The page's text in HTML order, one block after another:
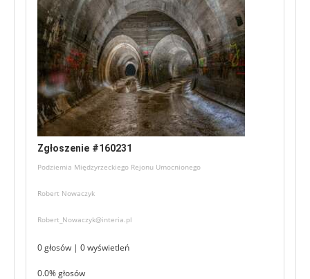
Zgłoszenie #160231
Podziemia Międzyrzeckiego Rejonu Umocnionego
Robert Nowaczyk
Robert_Nowaczyk@interia.pl
0 głosów | 0 wyświetleń
0.0% głosów